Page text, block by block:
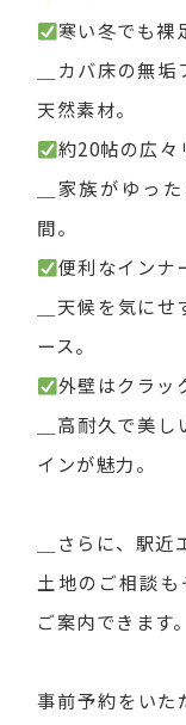
寒い冬でも裸
＿カバ床の無
天然素材。
約20帖の広々
＿家族がゆっ
間。
便利なインナ
＿天候を気に
ース。
外壁はクラッ
＿高耐久で美
インが魅力。
＿さらに、駅近
土地のご相談
ご案内できます。
事前予約をいた